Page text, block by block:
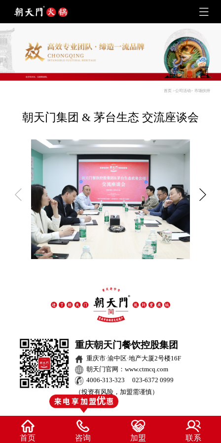
首页 >公司活动> 市场扶持
朝天门集团 & 茅台生态 交流座谈会
重庆朝天门餐饮控股集团
重庆市·渝中区·地产大厦2号楼16F
朝天门官网：www.ctmcq.com
4006-313-323 023-6372 0999
（投资有风险，加盟需谨慎）
首页 咨询 加盟 联系